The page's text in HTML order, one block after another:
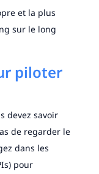
et la plus
sur le long
piloter
devez savoir
de regarder le
dans les
pour